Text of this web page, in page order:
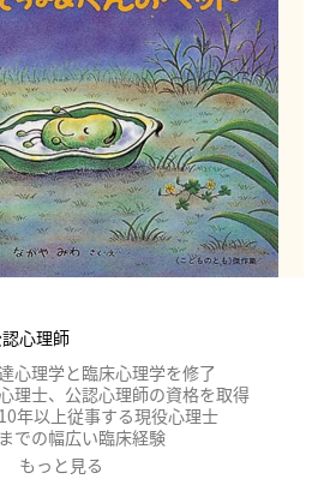
心理師
心理学と臨床心理学を修了
理士、公認心理師の資格を取得
年以上従事する現役心理士
での幅広い臨床経験
と公認心理師実習指導者として後
もっと見る